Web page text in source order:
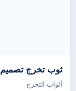
ثوب تخرج تصميم
أثواب التخرج